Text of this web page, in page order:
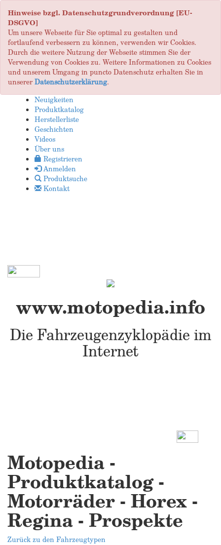
Hinweise bzgl. Datenschutzgrundverordnung [EU-
DSGVO]
Um unsere Webseite für Sie optimal zu gestalten und
fortlaufend verbessern zu können, verwenden wir Cookies.
Durch die weitere Nutzung der Webseite stimmen Sie der
Verwendung von Cookies zu. Weitere Informationen zu Cookies
und unserem Umgang in puncto Datenschutz erhalten Sie in
unsererDatenschutzerklärung.
Neuigkeiten
Produktkatalog
Herstellerliste
Geschichten
Videos
Über uns
Registrieren
Anmelden
Produktsuche
Kontakt
www.motopedia.info
Die Fahrzeugenzyklopädie im
Internet
Motopedia -
Produktkatalog -
Motorräder - Horex -
Regina - Prospekte
Zurück zu den Fahrzeugtypen